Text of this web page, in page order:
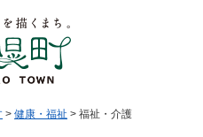
> 健康・福祉 > 福祉・介護